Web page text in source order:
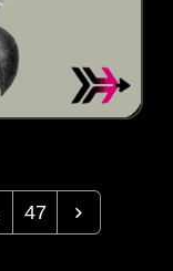
47